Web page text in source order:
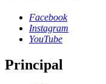
Facebook
Instagram
YouTube
Principal